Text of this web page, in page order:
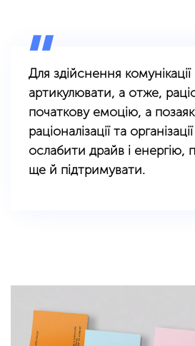
Для здійснення
артикулювати, а отже,
початкову емоцію, а
раціоналізації та
ослабити драйв і енергію,
ще й підтримувати.